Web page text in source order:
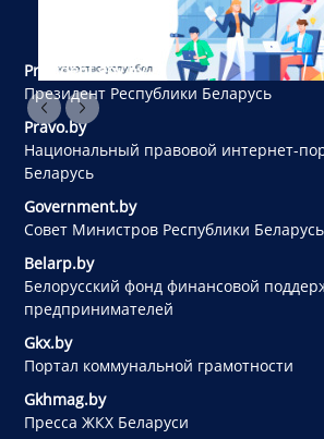
President.gov.by
Президент Республики Беларусь
Pravo.by
Национальный правовой интернет-
Беларусь
Government.by
Совет Министров Республики Беларусь
Belarp.by
Белорусский фонд финансовой
предпринимателей
Gkx.by
Портал коммунальной грамотности
Gkhmag.by
Пресса ЖКХ Беларуси